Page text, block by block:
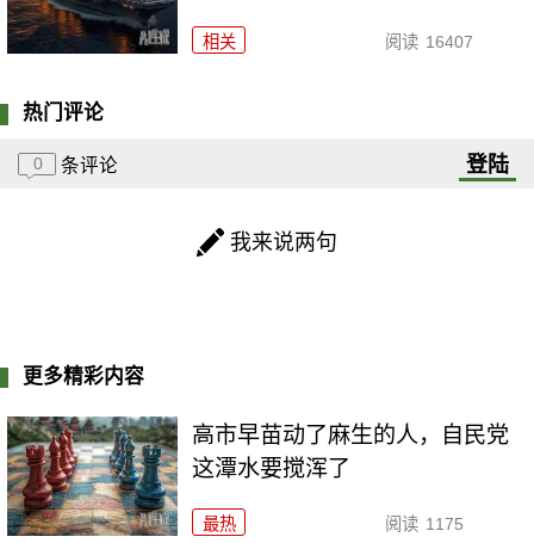
相关 阅读 16407
热门评论
0 条评论 登陆
我来说两句
更多精彩内容
高市早苗动了麻生的人，自民党
这潭水要搅浑了
最热 阅读 1175